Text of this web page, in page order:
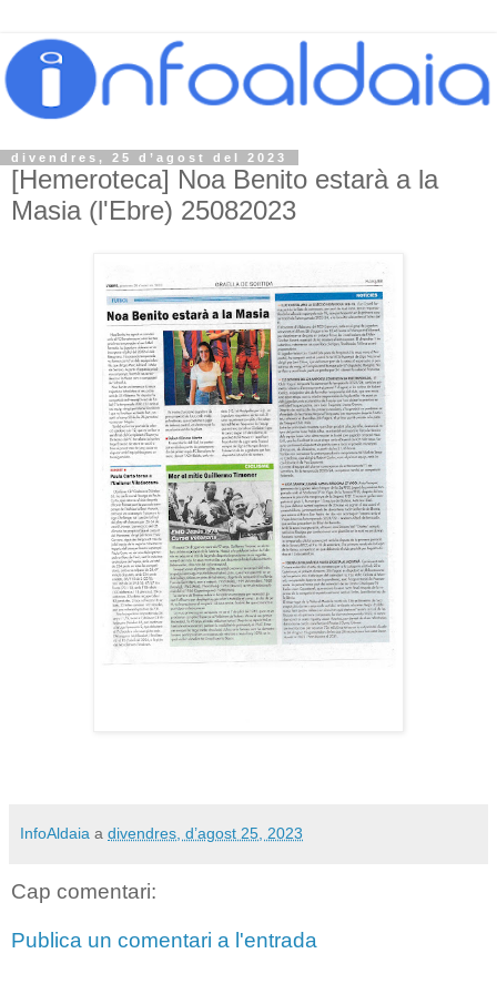
divendres, 25 d’agost del 2023
[Hemeroteca] Noa Benito estarà a la
Masia (l'Ebre) 25082023
InfoAldaia a divendres, d’agost 25, 2023
Cap comentari:
Publica un comentari a l'entrada